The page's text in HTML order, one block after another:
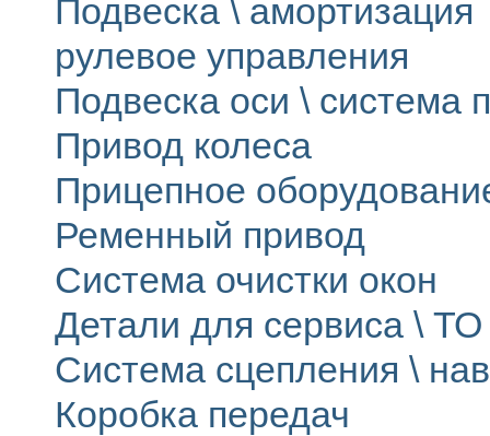
Подвеска \ амортизация
рулевое управления
Подвеска оси \ система
Привод колеса
Прицепное
Ременный привод
Система очистки окон
Детали для сервиса \ ТО
Система сцепления \
Коробка передач